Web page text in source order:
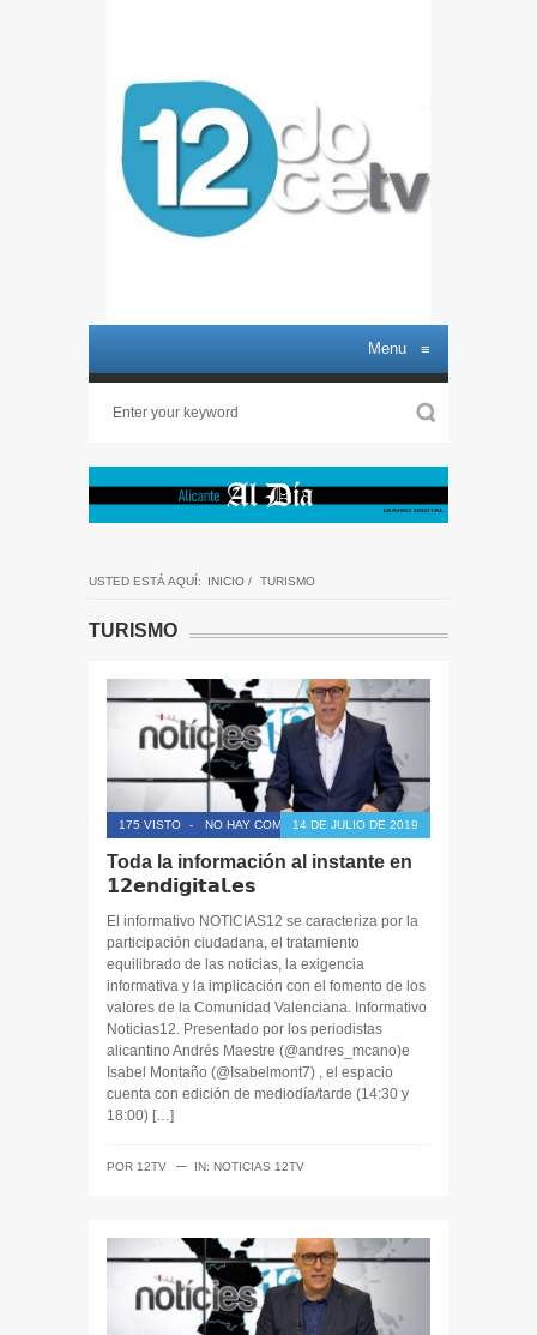
Menu ≡
USTED ESTÁ AQUÍ: INICIO / TURISMO
TURISMO
175 VISTO - NO HAY COMENTARIOS14 DE JULIO DE 2019
Toda la información al instante en
𝟭𝟮𝗲𝗻𝗱𝗶𝗴𝗶𝘁𝗮𝗹.𝗲𝘀
El informativo NOTICIAS12 se caracteriza por la
participación ciudadana, el tratamiento
equilibrado de las noticias, la exigencia
informativa y la implicación con el fomento de los
valores de la Comunidad Valenciana. Informativo
Noticias12. Presentado por los periodistas
alicantino Andrés Maestre (@andres_mcano)e
Isabel Montaño (@Isabelmont7) , el espacio
cuenta con edición de mediodía/tarde (14:30 y
18:00) […]
POR 12TV ─ IN: NOTICIAS 12TV